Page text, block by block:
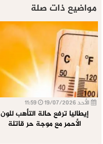
مواضيع ذات صلة
الأحد 19/07/2026
إيطاليا ترفع حالة التأهب للون
الأحمر مع موجة حر قاتلة